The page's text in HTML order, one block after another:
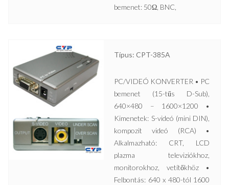
bemenet: 50Ω, BNC,
Típus: CPT-385A
PC/VIDEÓ KONVERTER • PC
bemenet (15-tűs D-Sub),
640×480 – 1600×1200 •
Kimenetek: S-videó (mini DIN),
kompozit videó (RCA) •
Alkalmazható: CRT, LCD
plazma televiziókhoz,
monitorokhoz, vetítőkhöz •
Felbontás: 640 x 480-tól 1600